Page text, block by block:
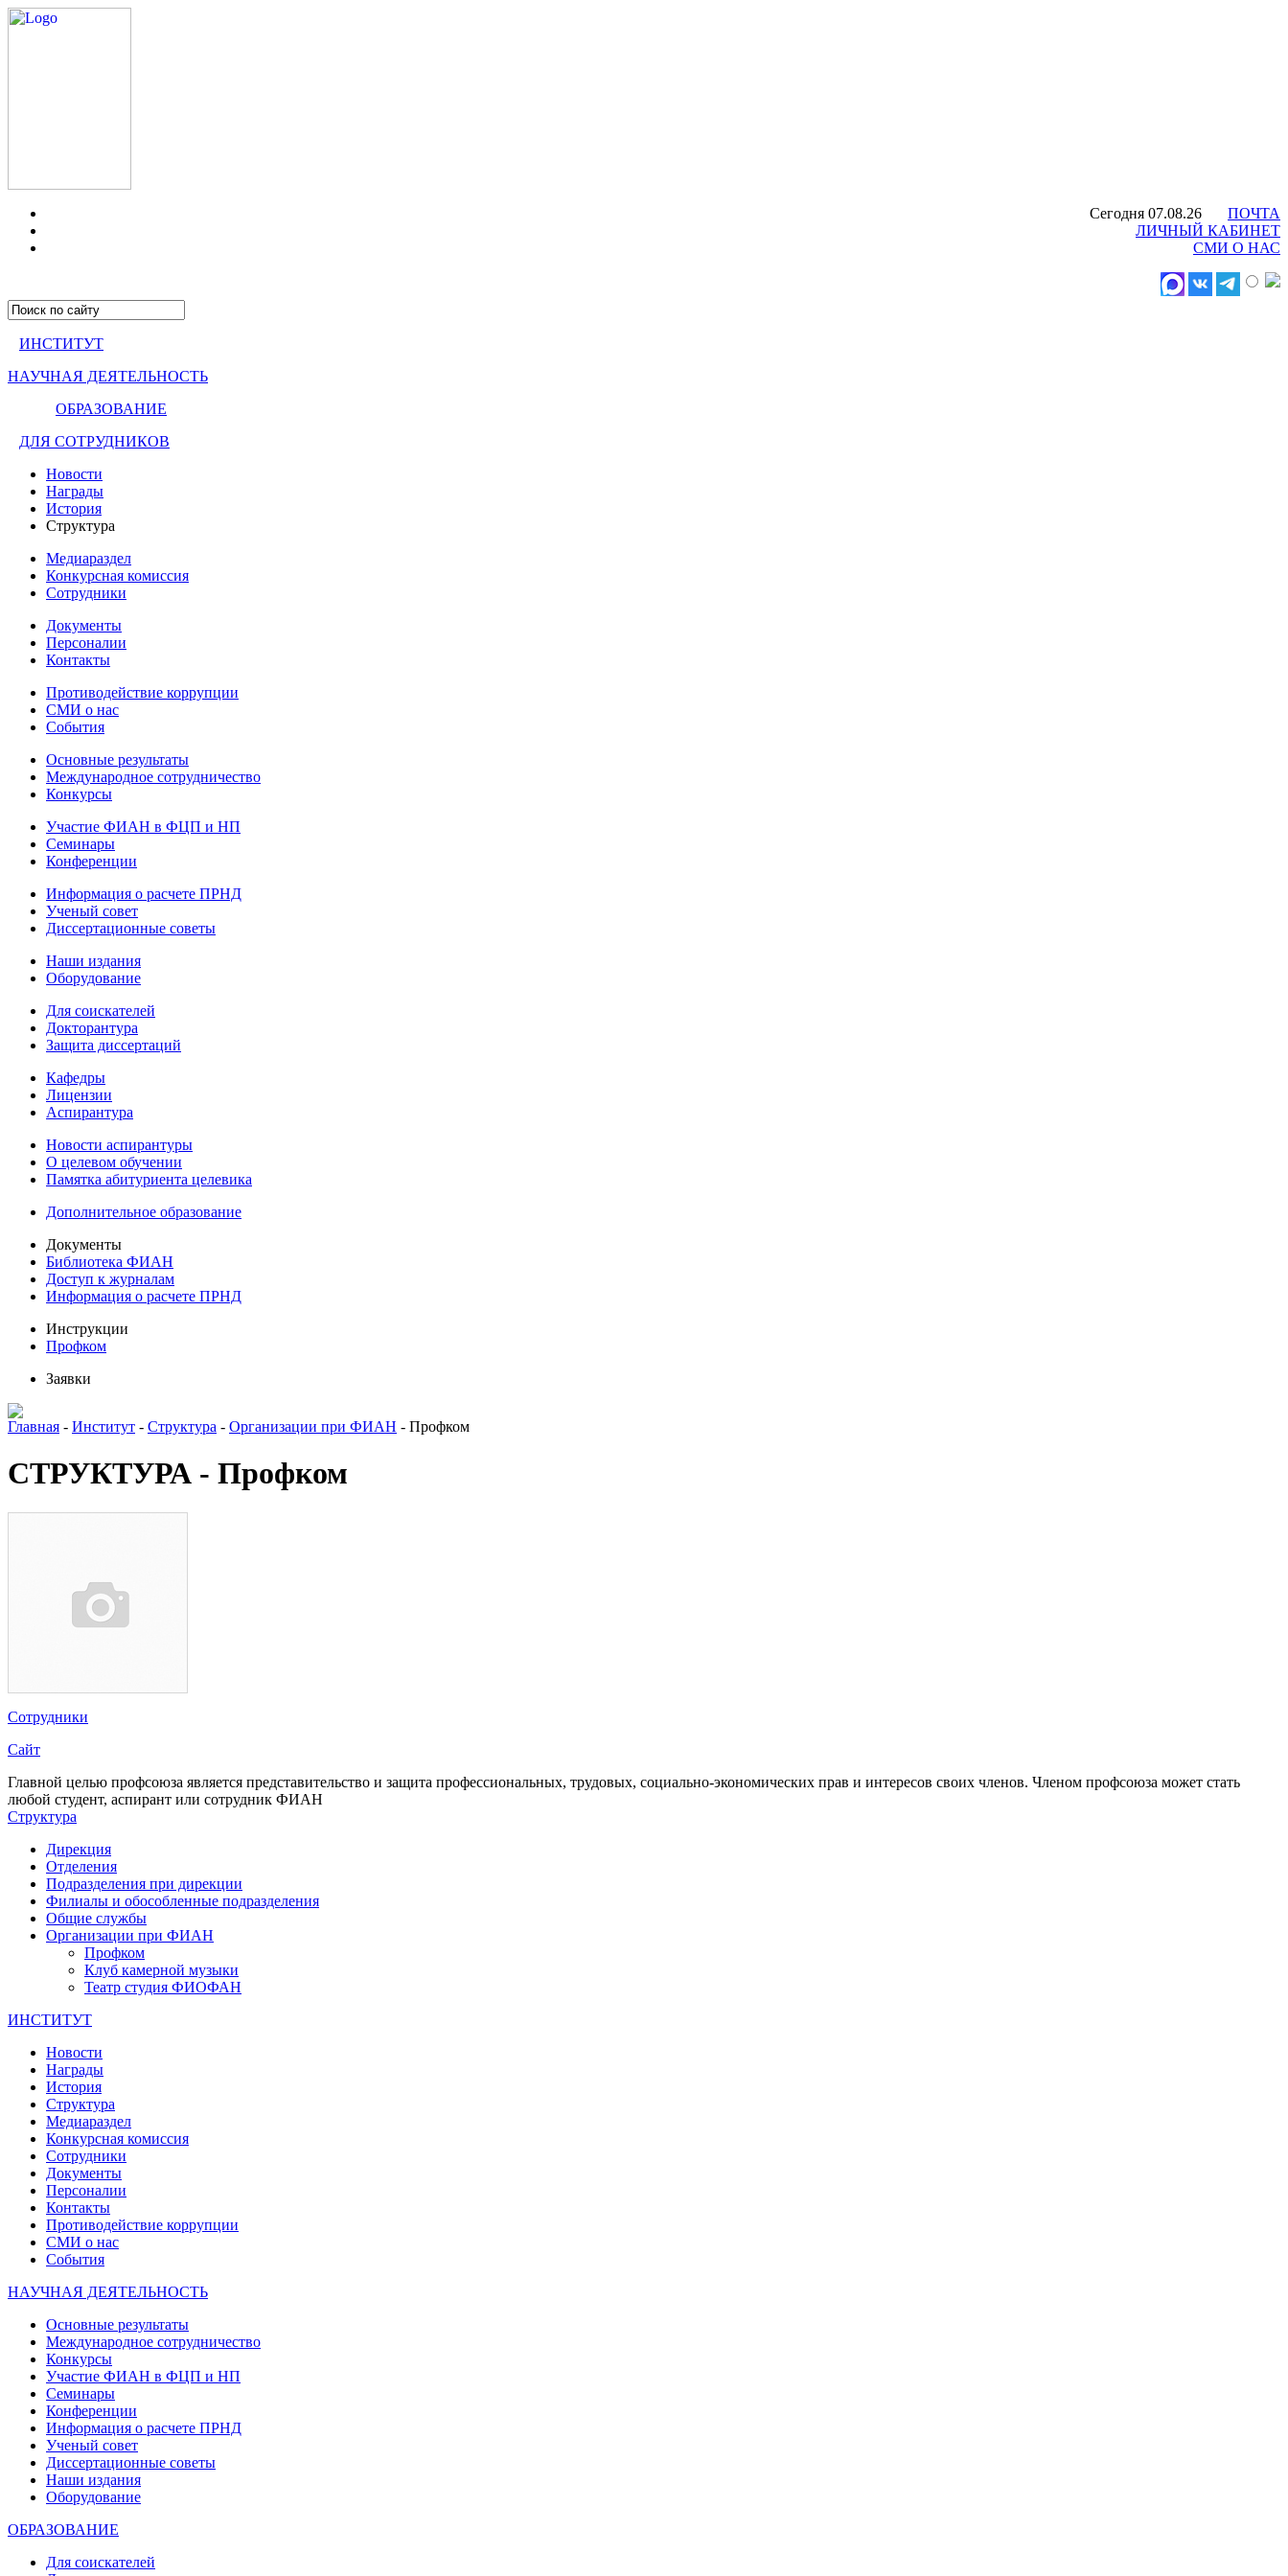
Сегодня 07.08.26
ПОЧТА
ЛИЧНЫЙ КАБИНЕТ
СМИ О НАС
ИНСТИТУТ
НАУЧНАЯ ДЕЯТЕЛЬНОСТЬ
ОБРАЗОВАНИЕ
ДЛЯ СОТРУДНИКОВ
Новости
Награды
История
Структура
Медиараздел
Конкурсная комиссия
Сотрудники
Документы
Персоналии
Контакты
Противодействие коррупции
СМИ о нас
События
Основные результаты
Международное сотрудничество
Конкурсы
Участие ФИАН в ФЦП и НП
Семинары
Конференции
Информация о расчете ПРНД
Ученый совет
Диссертационные советы
Наши издания
Оборудование
Для соискателей
Докторантура
Защита диссертаций
Кафедры
Лицензии
Аспирантура
Новости аспирантуры
О целевом обучении
Памятка абитуриента целевика
Дополнительное образование
Документы
Библиотека ФИАН
Доступ к журналам
Информация о расчете ПРНД
Инструкции
Профком
Заявки
Главная - Институт - Структура - Организации при ФИАН - Профком
СТРУКТУРА - Профком
Сотрудники
Сайт
Главной целью профсоюза является представительство и защита профессиональных, трудовых, социально-экономических прав и интересов своих членов. Членом профсоюза может стать
любой студент, аспирант или сотрудник ФИАН
Структура
Дирекция
Отделения
Подразделения при дирекции
Филиалы и обособленные подразделения
Общие службы
Организации при ФИАН
Профком
Клуб камерной музыки
Театр студия ФИОФАН
ИНСТИТУТ
Новости
Награды
История
Структура
Медиараздел
Конкурсная комиссия
Сотрудники
Документы
Персоналии
Контакты
Противодействие коррупции
СМИ о нас
События
НАУЧНАЯ ДЕЯТЕЛЬНОСТЬ
Основные результаты
Международное сотрудничество
Конкурсы
Участие ФИАН в ФЦП и НП
Семинары
Конференции
Информация о расчете ПРНД
Ученый совет
Диссертационные советы
Наши издания
Оборудование
ОБРАЗОВАНИЕ
Для соискателей